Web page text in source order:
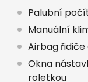
Palubní
Manuální
Airbag
Okna
roletkou